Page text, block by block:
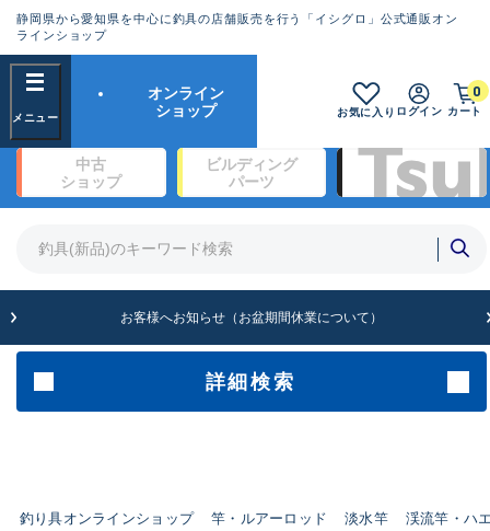
静岡県から愛知県を中心に釣具の店舗販売を行う「イシグロ」公式通販オン
ラインショップ
オンライン
ショップ
お気に入り ログイン カート
0
中古
ショップ
ビルディング
パーツ
お客様へお知らせ（お盆期間休業について）
詳細検索
釣り具オンラインショップ 竿・ルアーロッド 淡水竿 渓流竿・ハ
フリーワード
商品カテゴリ
リール・カスタムパーツ(342)
ライン・ハリス・道糸(761)
針・仕掛(319)
新商品(35)
ランクとは？
良
SA
新古品（メーカー問屋から仕入
れた未使用品）
※店頭展示時の置き傷が付いている
ものも含む
傷が極めて少ない極上品